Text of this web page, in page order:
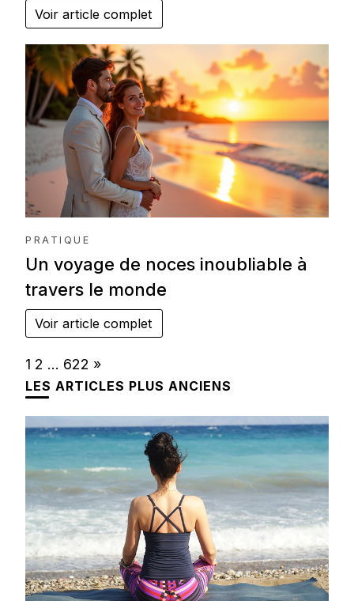
Voir article complet
PRATIQUE
Un voyage de noces inoubliable à
travers le monde
Voir article complet
Page:
1 2 … 622 Next
»
LES ARTICLES PLUS ANCIENS